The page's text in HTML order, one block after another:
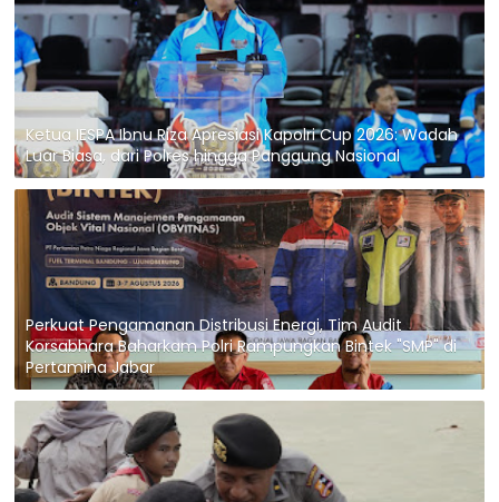
Ketua IESPA Ibnu Riza Apresiasi Kapolri Cup 2026: Wadah
Luar Biasa, dari Polres hingga Panggung Nasional
Perkuat Pengamanan Distribusi Energi, Tim Audit
Korsabhara Baharkam Polri Rampungkan Bintek "SMP" di
Pertamina Jabar